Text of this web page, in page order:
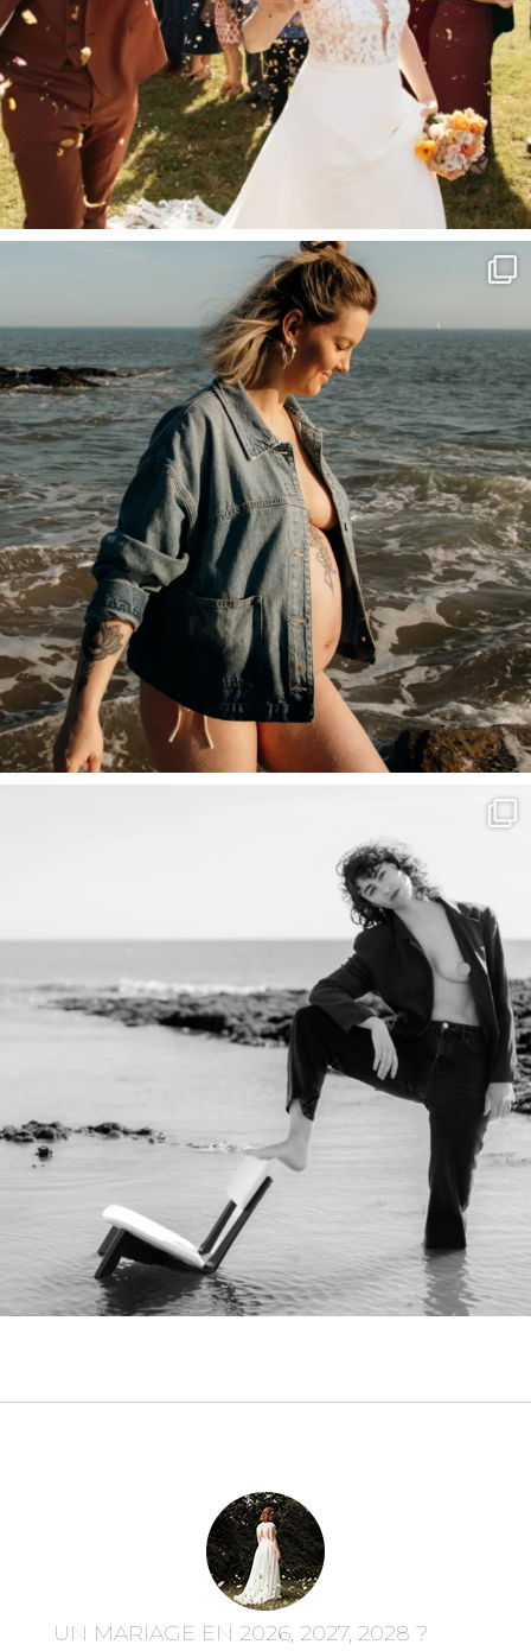
UN MARIAGE EN 2026, 2027, 2028 ?